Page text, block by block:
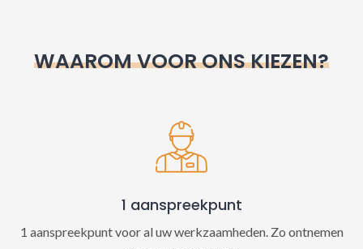
WAAROM VOOR ONS KIEZEN?
1 aanspreekpunt
1 aanspreekpunt voor al uw werkzaamheden. Zo ontnemen